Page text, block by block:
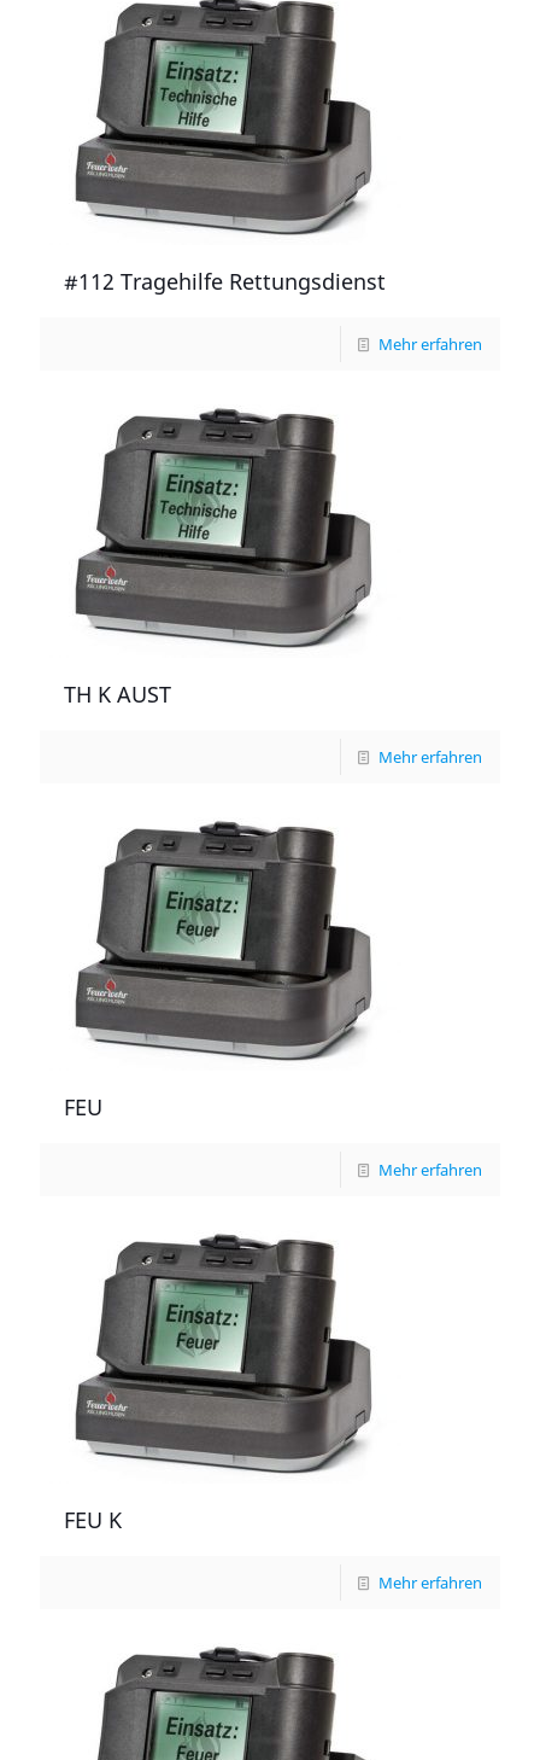
#112 Tragehilfe Rettungsdienst
Mehr erfahren
TH K AUST
Mehr erfahren
FEU
Mehr erfahren
FEU K
Mehr erfahren